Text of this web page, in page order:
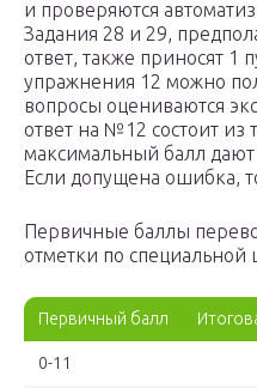
и проверяются
Задания 28 и 29,
ответ, также приносят 1
упражнения 12 можно
вопросы оцениваются
ответ на №12 состоит из
максимальный балл
Если допущена ошибка,
Первичные баллы
отметки по специальной
Первичный балл
0-11